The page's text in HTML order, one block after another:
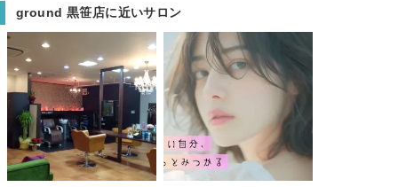
ground 黒笹店に近いサロン